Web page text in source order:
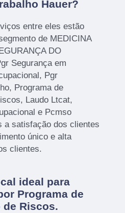
Hauer?
entre eles estão
de MEDICINA
DO
Segurança em
Pgr
Programa de
Laudo Ltcat,
e Pcmso
a satisfação dos clientes
único e alta
clientes.
ideal para
Programa de
de Riscos.